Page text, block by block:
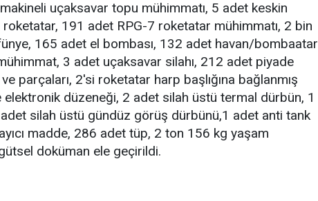
uçaksavar topu mühimmatı, 5 adet keskin
191 adet RPG-7 roketatar mühimmatı, 2 bin
165 adet el bombası, 132 adet havan/bombaatar
3 adet uçaksavar silahı, 212 adet piyade
parçaları, 2'si roketatar harp başlığına bağlanmış
düzeneği, 2 adet silah üstü termal dürbün, 1
silah üstü gündüz görüş dürbünü,1 adet anti tank
madde, 286 adet tüp, 2 ton 156 kg yaşam
doküman ele geçirildi.